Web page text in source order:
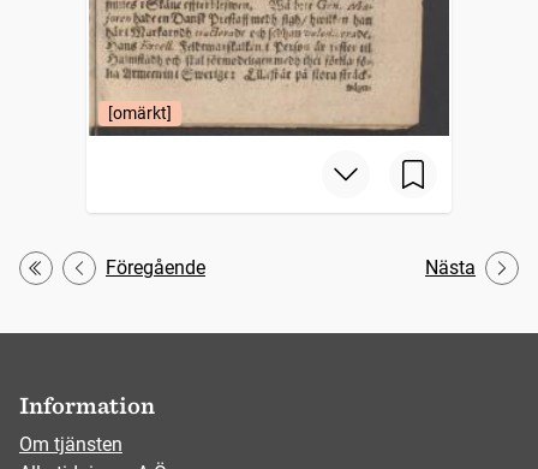
[omärkt]
Första
Föregående Nästa
Information
Om tjänsten